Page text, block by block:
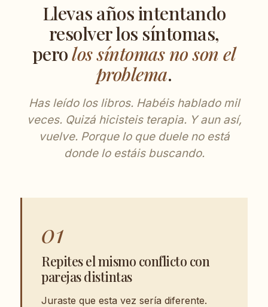
Llevas años intentando
resolver los síntomas,
perolos síntomas no son el
problema.
Has leído los libros. Habéis hablado mil
veces. Quizá hicisteis terapia. Y aun así,
vuelve. Porque lo que duele no está
donde lo estáis buscando.
01
Repites el mismo conflicto con
parejas distintas
Juraste que esta vez sería diferente.